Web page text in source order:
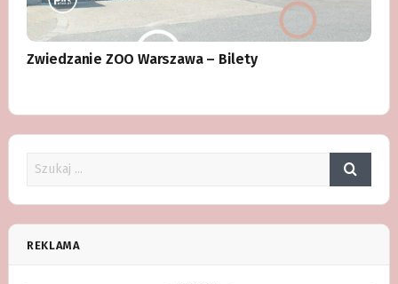
Zwiedzanie ZOO Warszawa – Bilety
REKLAMA